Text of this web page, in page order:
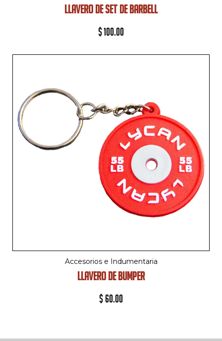
LLAVERO DE SET DE BARBELL
$100.00
Accesorios e Indumentaria
LLAVERO DE BUMPER
$ 60.00